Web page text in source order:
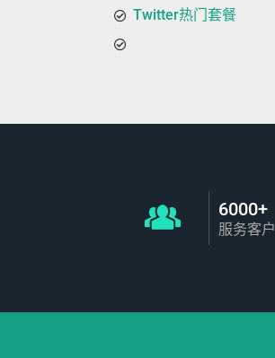
Twitter热门套餐
6000+
服务客户